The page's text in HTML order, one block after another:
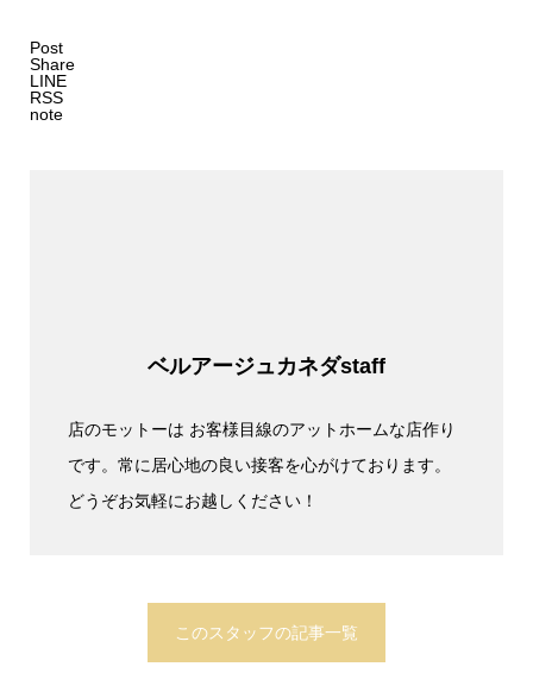
Post
Share
LINE
RSS
note
ベルアージュカネダstaff
店のモットーは お客様目線のアットホームな店作り
です。常に居心地の良い接客を心がけております。
どうぞお気軽にお越しください！
このスタッフの記事一覧